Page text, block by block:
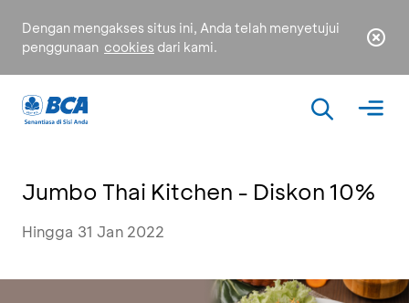
Dengan mengakses situs ini, Anda telah menyetujui
penggunaan cookies dari kami.
Jumbo Thai Kitchen - Diskon 10%
Hingga 31 Jan 2022